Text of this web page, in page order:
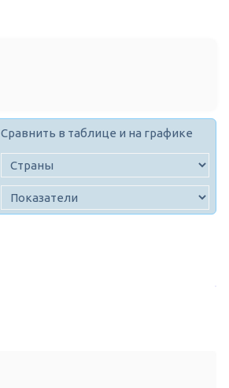
Сравнить в таблице и на графике